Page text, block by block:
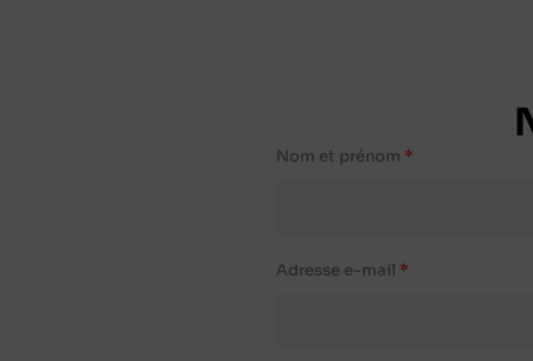
Nom et prénom
Adresse e-mail